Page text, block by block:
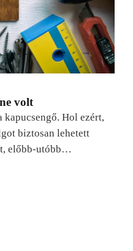
volt
Hol ezért,
biztosan lehetett
előbb-utóbb…